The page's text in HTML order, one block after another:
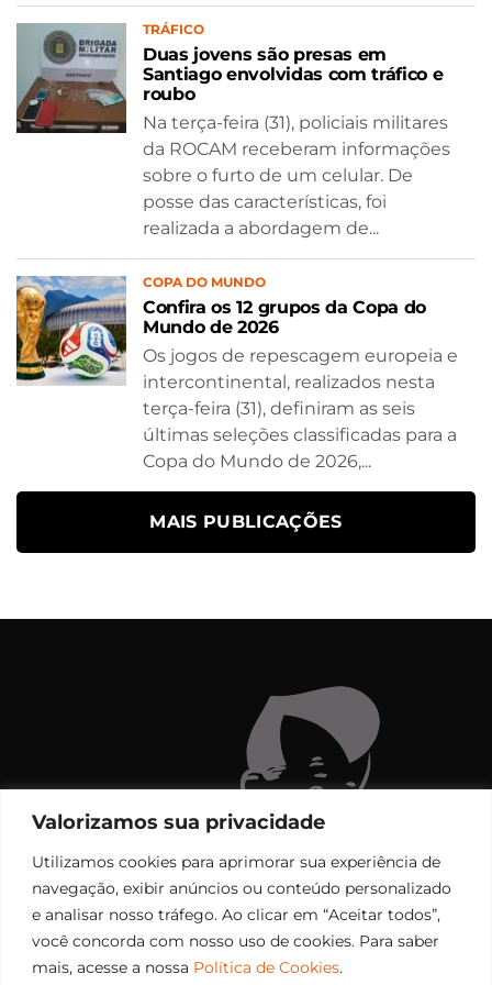
Valorizamos sua privacidade
Utilizamos cookies para aprimorar sua experiência de
navegação, exibir anúncios ou conteúdo personalizado
e analisar nosso tráfego. Ao clicar em “Aceitar todos”,
você concorda com nosso uso de cookies. Para saber
mais, acesse a nossa Política de Cookies.
TRÁFICO
Duas jovens são presas em
Santiago envolvidas com tráfico e
roubo
Na terça-feira (31), policiais militares
da ROCAM receberam informações
sobre o furto de um celular. De
posse das características, foi
realizada a abordagem de...
COPA DO MUNDO
Confira os 12 grupos da Copa do
Mundo de 2026
Os jogos de repescagem europeia e
intercontinental, realizados nesta
terça-feira (31), definiram as seis
últimas seleções classificadas para a
Copa do Mundo de 2026,...
MAIS PUBLICAÇÕES